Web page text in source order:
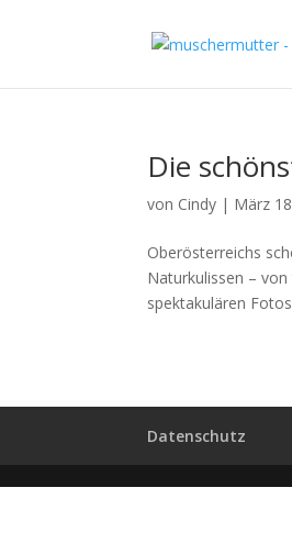
Die
von Cindy | März
Oberösterreichs
Naturkulissen –
spektakulären
Datenschutz